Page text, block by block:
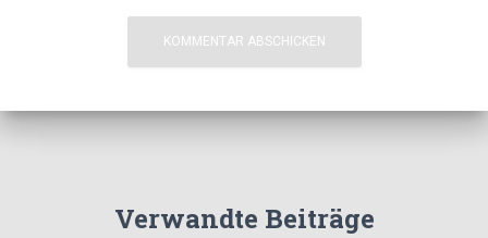
Verwandte Beiträge